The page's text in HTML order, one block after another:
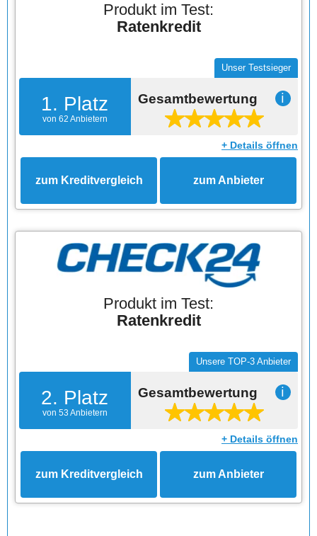
Produkt im Test:
Ratenkredit
1. Platz
von 62 Anbietern
Unser Testsieger
Gesamtbewertung ℹ
+ Details öffnen
zum Kreditvergleich zum Anbieter
Produkt im Test:
Ratenkredit
2. Platz
von 53 Anbietern
Unsere TOP-3 Anbieter
Gesamtbewertung ℹ
+ Details öffnen
zum Kreditvergleich zum Anbieter